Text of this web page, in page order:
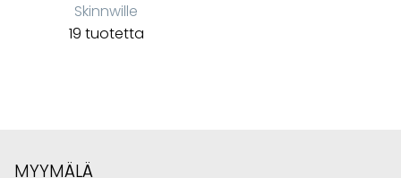
Skinnwille
19 tuotetta
MYYMÄLÄ